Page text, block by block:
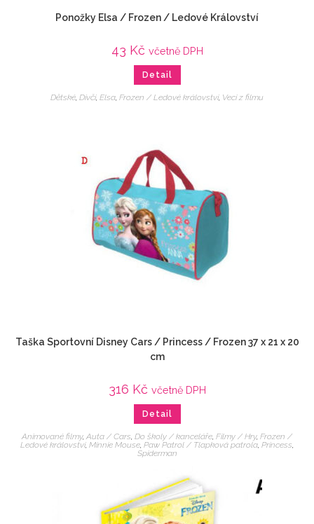
Ponožky Elsa / Frozen / Ledové Království
43 Kč včetně DPH
Detail
Dětské, Dívčí, Elsa, Frozen / Ledové království, Veci z filmu
Taška Sportovní Disney Cars / Princess / Frozen 37 x 21 x 20
cm
316 Kč včetně DPH
Detail
Animované filmy, Auta / Cars Do školy / kanceláře Filmy / Hry, Frozen /
Ledové království, Minnie Mouse Paw Patrol / Tlapková patrola Princess
Spiderman